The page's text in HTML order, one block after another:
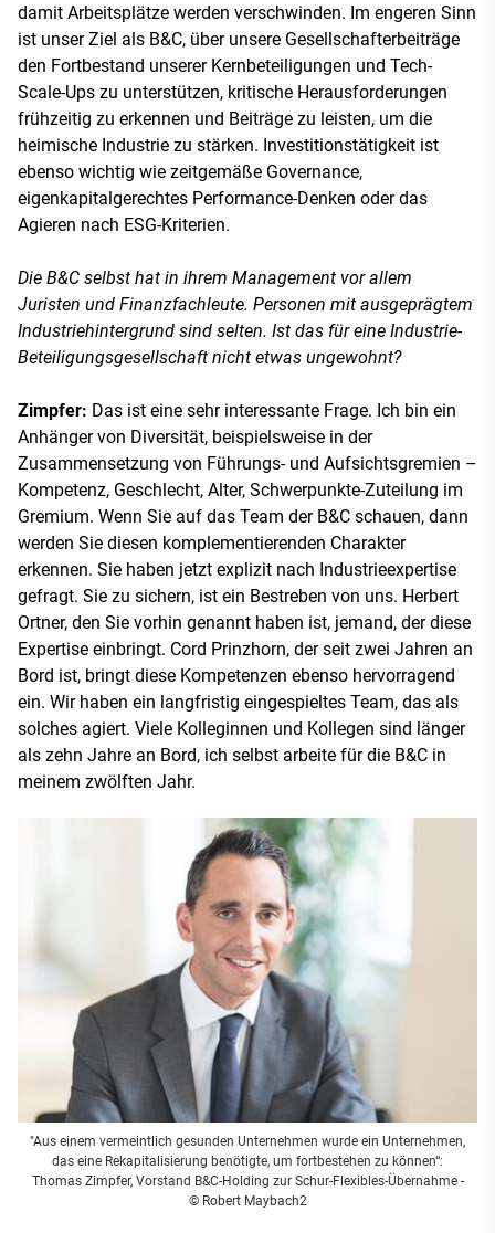
damit Arbeitsplätze werden verschwinden. Im engeren Sinn
ist unser Ziel als B&C, über unsere Gesellschafterbeiträge
den Fortbestand unserer Kernbeteiligungen und Tech-
Scale-Ups zu unterstützen, kritische Herausforderungen
frühzeitig zu erkennen und Beiträge zu leisten, um die
heimische Industrie zu stärken. Investitionstätigkeit ist
ebenso wichtig wie zeitgemäße Governance,
eigenkapitalgerechtes Performance-Denken oder das
Agieren nach ESG-Kriterien.
Die B&C selbst hat in ihrem Management vor allem
Juristen und Finanzfachleute. Personen mit ausgeprägtem
Industriehintergrund sind selten. Ist das für eine Industrie-
Beteiligungsgesellschaft nicht etwas ungewohnt?
Zimpfer: Das ist eine sehr interessante Frage. Ich bin ein
Anhänger von Diversität, beispielsweise in der
Zusammensetzung von Führungs- und Aufsichtsgremien –
Kompetenz, Geschlecht, Alter, Schwerpunkte-Zuteilung im
Gremium. Wenn Sie auf das Team der B&C schauen, dann
werden Sie diesen komplementierenden Charakter
erkennen. Sie haben jetzt explizit nach Industrieexpertise
gefragt. Sie zu sichern, ist ein Bestreben von uns. Herbert
Ortner, den Sie vorhin genannt haben ist, jemand, der diese
Expertise einbringt. Cord Prinzhorn, der seit zwei Jahren an
Bord ist, bringt diese Kompetenzen ebenso hervorragend
ein. Wir haben ein langfristig eingespieltes Team, das als
solches agiert. Viele Kolleginnen und Kollegen sind länger
als zehn Jahre an Bord, ich selbst arbeite für die B&C in
meinem zwölften Jahr.
"Aus einem vermeintlich gesunden Unternehmen wurde ein Unternehmen,
das eine Rekapitalisierung benötigte, um fortbestehen zu können“:
Thomas Zimpfer, Vorstand B&C-Holding zur Schur-Flexibles-Übernahme -
© Robert Maybach2